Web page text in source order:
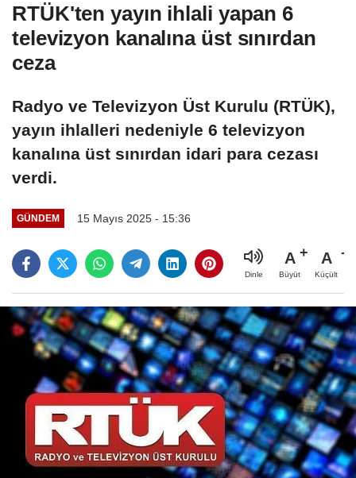
RTÜK'ten yayın ihlali yapan 6
televizyon kanalına üst sınırdan
ceza
Radyo ve Televizyon Üst Kurulu (RTÜK),
yayın ihlalleri nedeniyle 6 televizyon
kanalına üst sınırdan idari para cezası
verdi.
GÜNDEM 15 Mayıs 2025 - 15:36
Dinle
A
Büyüt
A
Küçült